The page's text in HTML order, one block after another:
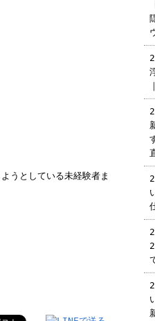
うとしている未経験者ま